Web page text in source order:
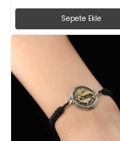
Sepete Ekle